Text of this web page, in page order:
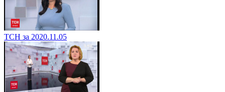
ТСН за 2020.11.05